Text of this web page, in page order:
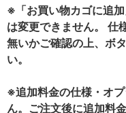
※「お買い物カゴに追
は変更できません。 仕
無いかご確認の上、ボ
い。
※追加料金の仕様・オ
ん。ご注文後に追加料